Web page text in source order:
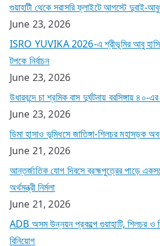
গুয়াহাটী থেকে সরাসরি ফ্লাইটে আগস্টে দুবাই-
June 23, 2026
ISRO YUVIKA 2026-এ শ্রীভূমির আবু
টপকে নির্বাচন
June 23, 2026
উধারবন্দে চা শ্রমিক বাস দুর্ঘটনায় বরসিঙ্গায়
June 23, 2026
ডিমা হাসাও ভূমিধসে জাতিঙ্গা-শিলচর
June 21, 2026
আন্তর্জাতিক যোগ দিবসে ব্রহ্মপুত্রের পাড়ে
অর্থমন্ত্রী নির্মলা
June 21, 2026
ADB অসম উন্নয়ন প্রকল্পে গুয়াহাটি, শিলচর ও
বিনিয়োগ